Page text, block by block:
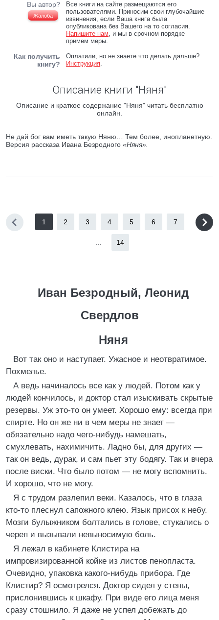
Вы автор?
Жалоба
Все книги на сайте размещаются его
пользователями. Приносим свои глубочайшие
извинения, если Ваша книга была
опубликована без Вашего на то согласия.
Напишите нам, и мы в срочном порядке
примем меры.
Как получить
книгу?
Оплатили, но не знаете что делать дальше?
Инструкция.
Описание книги "Няня"
Описание и краткое содержание "Няня" читать бесплатно
онлайн.
Не дай бог вам иметь такую Няню… Тем более, инопланетную.
Версия рассказа Ивана Безродного «Няня».
1 2 3 4 5 6 7
14
Иван Безродный, Леонид
Свердлов
Няня
Вот так оно и наступает. Ужасное и неотвратимое.
Похмелье.
А ведь начиналось все как у людей. Потом как у
людей кончилось, и доктор стал изыскивать скрытые
резервы. Уж это-то он умеет. Хорошо ему: всегда при
спирте. Но он же ни в чем меры не знает —
обязательно надо чего-нибудь намешать,
смухлевать, нахимичить. Ладно бы, для других —
так он ведь, дурак, и сам пьет эту бодягу. Так и вчера
после виски. Что было потом — не могу вспомнить.
И хорошо, что не могу.
Я с трудом разлепил веки. Казалось, что в глаза
кто-то плеснул сапожного клею. Язык присох к небу.
Мозги булыжником болтались в голове, стукались о
череп и вызывали невыносимую боль.
Я лежал в кабинете Клистира на
импровизированной койке из листов пенопласта.
Очевидно, упаковка какого-нибудь прибора. Где
Клистир? Я осмотрелся. Доктор сидел у стены,
прислонившись к шкафу. При виде его лица меня
сразу стошнило. Я даже не успел добежать до